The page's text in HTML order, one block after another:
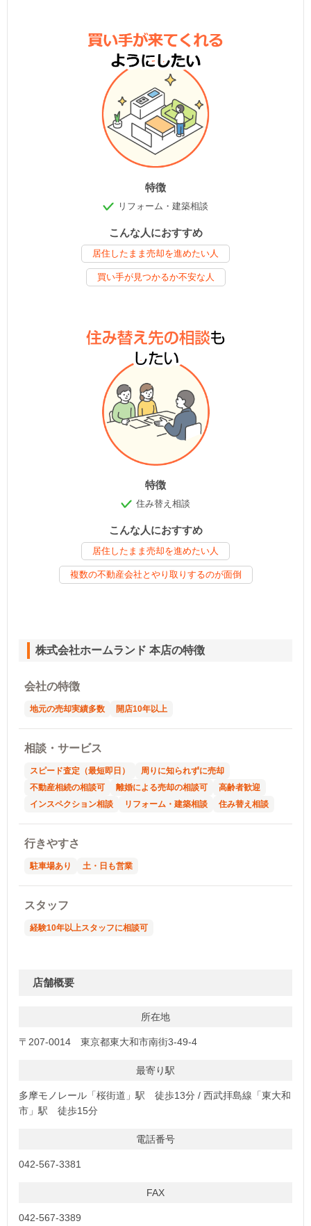
特徴
リフォーム・建築相談
こんな人におすすめ
居住したまま売却を進めたい人
買い手が見つかるか不安な人
特徴
住み替え相談
こんな人におすすめ
居住したまま売却を進めたい人
複数の不動産会社とやり取りするのが面倒
株式会社ホームランド 本店の特徴
会社の特徴
地元の売却実績多数 開店10年以上
相談・サービス
スピード査定（最短即日）
周りに知られずに売却
不動産相続の相談可
離婚による売却の相談可
高齢者歓迎
インスペクション相談
リフォーム・建築相談 住み替え相談
行きやすさ
駐車場あり 土・日も営業
スタッフ
経験10年以上スタッフに相談可
店舗概要
所在地
〒207-0014 東京都東大和市南街3-49-4
最寄り駅
多摩モノレール「桜街道」駅 徒歩13分 / 西武拝島線「東大和
市」駅 徒歩15分
電話番号
042-567-3381
FAX
042-567-3389